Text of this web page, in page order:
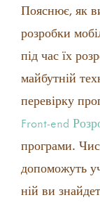
Пояснює, як
розробки
під час їх
майбутній
перевірку
Front-end
програми.
допоможуть
ній ви